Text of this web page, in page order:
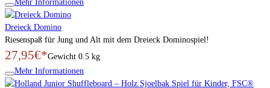
Mehr Informationen
Dreieck Domino
Riesenspaß für Jung und Alt mit dem Dreieck Dominospiel!
27,95€*Gewicht 0.5 kg
Mehr Informationen